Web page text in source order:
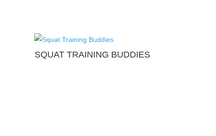
SQUAT TRAINING BUDDIES